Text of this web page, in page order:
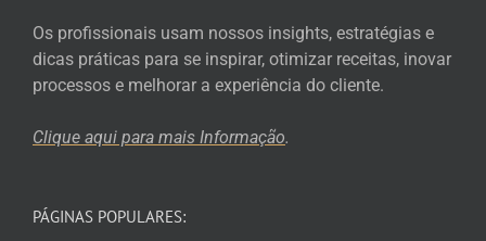
Os profissionais usam nossos insights, estratégias e
dicas práticas para se inspirar, otimizar receitas, inovar
processos e melhorar a experiência do cliente.
Clique aqui para mais Informação.
PÁGINAS POPULARES: